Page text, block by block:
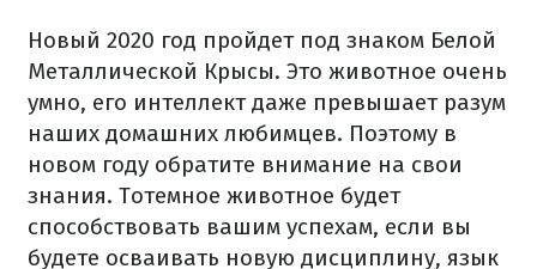
Новый 2020 год пройдет под знаком Белой
Металлической Крысы. Это животное очень
умно, его интеллект даже превышает разум
наших домашних любимцев. Поэтому в
новом году обратите внимание на свои
знания. Тотемное животное будет
способствовать вашим успехам, если вы
будете осваивать новую дисциплину, язык